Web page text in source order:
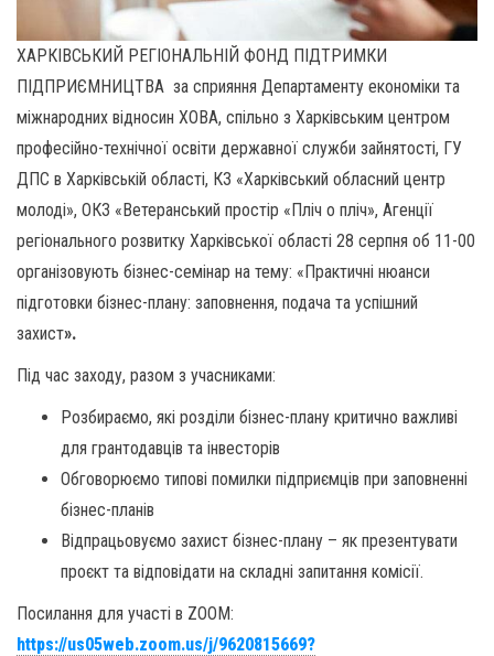
ХАРКІВСЬКИЙ РЕГІОНАЛЬНІЙ ФОНД ПІДТРИМКИ
ПІДПРИЄМНИЦТВА за сприяння Департаменту економіки та
міжнародних відносин ХОВА, спільно з Харківським центром
професійно-технічної освіти державної служби зайнятості, ГУ
ДПС в Харківській області, КЗ «Харківський обласний центр
молоді», ОКЗ «Ветеранський простір «Пліч о пліч», Агенції
регіонального розвитку Харківської області 28 серпня об 11-00
організовують бізнес-семінар на тему: «Практичні нюанси
підготовки бізнес-плану: заповнення, подача та успішний
захист».
Під час заходу, разом з учасниками:
Розбираємо, які розділи бізнес-плану критично важливі
для грантодавців та інвесторів
Обговорюємо типові помилки підприємців при заповненні
бізнес-планів
Відпрацьовуємо захист бізнес-плану – як презентувати
проєкт та відповідати на складні запитання комісії.
Посилання для участі в ZOOM:
https://us05web.zoom.us/j/9620815669?